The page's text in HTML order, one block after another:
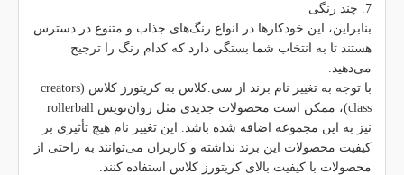
7. چند رنگی
بنابراین، این خودکارها در انواع رنگ‌های جذاب و متنوع در دسترس
هستند تا به انتخاب شما بستگی دارد که کدام رنگ را ترجیح
می‌دهید.
با توجه به تغییر نام برند از سی.کلاس به کریتورز کلاس (creators
class)، ممکن است محصولات جدیدی مثل روان‌نویس rollerball
نیز به این مجموعه اضافه شده باشد. این تغییر نام هیچ تأثیری بر
کیفیت محصولات این برند نداشته و کاربران می‌توانند به راحتی از
محصولات با کیفیت بالای کریتورز کلاس استفاده کنند.